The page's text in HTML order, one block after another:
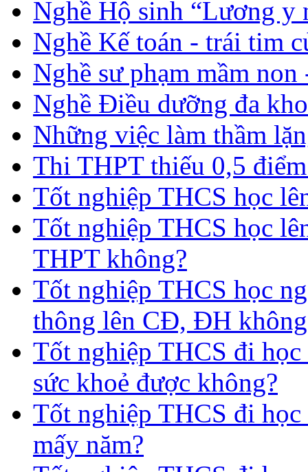
Nghề Hộ sinh “Lương y
Nghề Kế toán - trái tim
Nghề sư phạm mầm
Nghề Điều dưỡng đa
Những việc làm thầm
Thi THPT thiếu 0,5
Tốt nghiệp THCS học
Tốt nghiệp THCS học
THPT không?
Tốt nghiệp THCS học
thông lên CĐ, ĐH
Tốt nghiệp THCS đi học
sức khoẻ được không?
Tốt nghiệp THCS đi
mấy năm?